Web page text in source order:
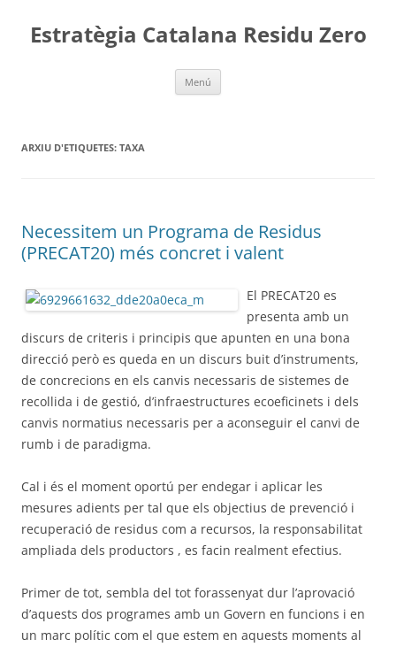
contingut
Estratègia Catalana Residu Zero
Menú
ARXIU D'ETIQUETES: TAXA
Necessitem un Programa de Residus
(PRECAT20) més concret i valent
El PRECAT20 es
presenta amb un
discurs de criteris i principis que apunten en una bona
direcció però es queda en un discurs buit d’instruments,
de concrecions en els canvis necessaris de sistemes de
recollida i de gestió, d’infraestructures ecoeficinets i dels
canvis normatius necessaris per a aconseguir el canvi de
rumb i de paradigma.
Cal i és el moment oportú per endegar i aplicar les
mesures adients per tal que els objectius de prevenció i
recuperació de residus com a recursos, la responsabilitat
ampliada dels productors , es facin realment efectius.
Primer de tot, sembla del tot forassenyat dur l’aprovació
d’aquests dos programes amb un Govern en funcions i en
un marc polític com el que estem en aquests moments al